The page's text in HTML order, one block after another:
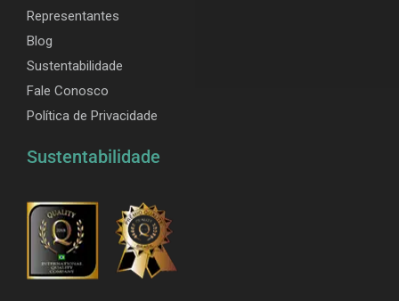
Representantes
Blog
Sustentabilidade
Fale Conosco
Política de Privacidade
Sustentabilidade